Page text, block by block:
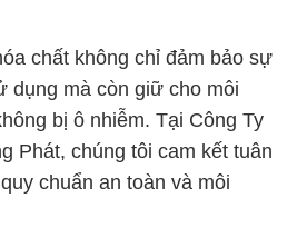
chất không chỉ đảm bảo sự
dụng mà còn giữ cho môi
bị ô nhiễm. Tại Công Ty
Phát, chúng tôi cam kết tuân
chuẩn an toàn và môi